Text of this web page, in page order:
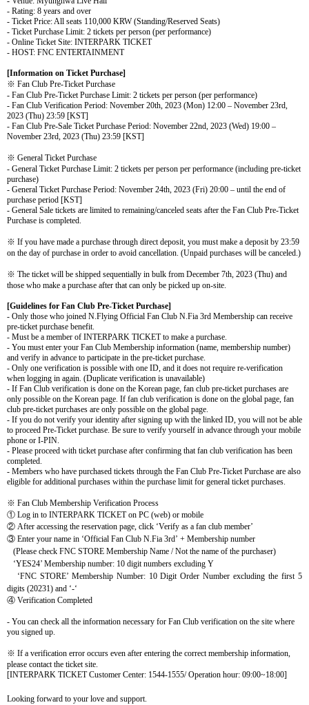
- Rating: 8 years and over
- Ticket Price: All seats 110,000 KRW (Standing/Reserved Seats)
- Ticket Purchase Limit: 2 tickets per person (per performance)
- Online Ticket Site: INTERPARK TICKET
- HOST: FNC ENTERTAINMENT
[Information on Ticket Purchase]
※ Fan Club Pre-Ticket Purchase
- Fan Club Pre-Ticket Purchase Limit: 2 tickets per person (per performance)
- Fan Club Verification Period: November 20th, 2023 (Mon) 12:00 – November 23rd,
2023 (Thu) 23:59 [KST]
- Fan Club Pre-Sale Ticket Purchase Period: November 22nd, 2023 (Wed) 19:00 –
November 23rd, 2023 (Thu) 23:59 [KST]
※ General Ticket Purchase
- General Ticket Purchase Limit: 2 tickets per person per performance (including pre-ticket
purchase)
- General Ticket Purchase Period: November 24th, 2023 (Fri) 20:00 – until the end of
purchase period [KST]
- General Sale tickets are limited to remaining/canceled seats after the Fan Club Pre-Ticket
Purchase is completed.
※ If you have made a purchase through direct deposit, you must make a deposit by 23:59
on the day of purchase in order to avoid cancellation. (Unpaid purchases will be canceled.)
※ The ticket will be shipped sequentially in bulk from December 7th, 2023 (Thu) and
those who make a purchase after that can only be picked up on-site.
[Guidelines for Fan Club Pre-Ticket Purchase]
- Only those who joined N.Flying Official Fan Club N.Fia 3rd Membership can receive
pre-ticket purchase benefit.
- Must be a member of INTERPARK TICKET to make a purchase.
- You must enter your Fan Club Membership information (name, membership number)
and verify in advance to participate in the pre-ticket purchase.
- Only one verification is possible with one ID, and it does not require re-verification
when logging in again. (Duplicate verification is unavailable)
- If Fan Club verification is done on the Korean page, fan club pre-ticket purchases are
only possible on the Korean page. If fan club verification is done on the global page, fan
club pre-ticket purchases are only possible on the global page.
- If you do not verify your identity after signing up with the linked ID, you will not be able
to proceed Pre-Ticket purchase. Be sure to verify yourself in advance through your mobile
phone or I-PIN.
- Please proceed with ticket purchase after confirming that fan club verification has been
completed.
- Members who have purchased tickets through the Fan Club Pre-Ticket Purchase are also
eligible for additional purchases within the purchase limit for general ticket purchases.
※ Fan Club Membership Verification Process
① Log in to INTERPARK TICKET on PC (web) or mobile
② After accessing the reservation page, click ‘Verify as a fan club member’
③ Enter your name in ‘Official Fan Club N.Fia 3rd’ + Membership number
(Please check FNC STORE Membership Name / Not the name of the purchaser)
‘YES24’ Membership number: 10 digit numbers excluding Y
‘FNC STORE’ Membership Number: 10 Digit Order Number excluding the first 5
digits (20231) and ‘-‘
④ Verification Completed
- You can check all the information necessary for Fan Club verification on the site where
you signed up.
※ If a verification error occurs even after entering the correct membership information,
please contact the ticket site.
[INTERPARK TICKET Customer Center: 1544-1555/ Operation hour: 09:00~18:00]
Looking forward to your love and support.